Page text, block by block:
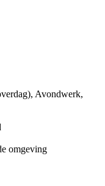
Avondwerk,
omgeving